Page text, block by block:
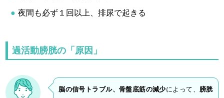
夜間も必ず１回以上、排尿で起きる
過活動膀胱の「原因」
脳の信号トラブル、骨盤底筋の減少によって、 膀胱